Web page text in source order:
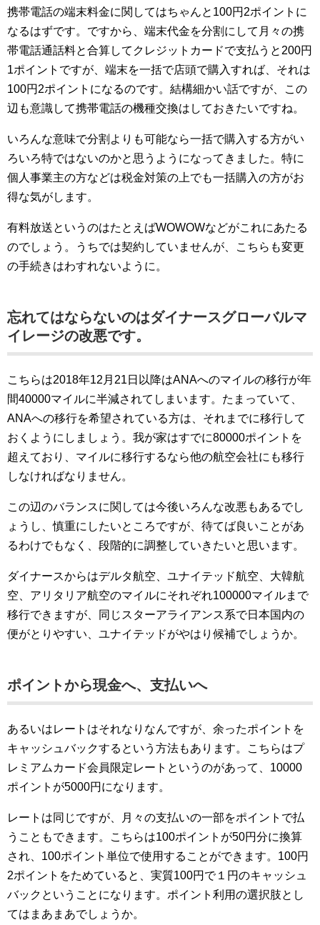
携帯電話の端末料金に関してはちゃんと100円2ポイントに
なるはずです。ですから、端末代金を分割にして月々の携
帯電話通話料と合算してクレジットカードで支払うと200円
1ポイントですが、端末を一括で店頭で購入すれば、それは
100円2ポイントになるのです。結構細かい話ですが、この
辺も意識して携帯電話の機種交換はしておきたいですね。
いろんな意味で分割よりも可能なら一括で購入する方がい
ろいろ特ではないのかと思うようになってきました。特に
個人事業主の方などは税金対策の上でも一括購入の方がお
得な気がします。
有料放送というのはたとえばWOWOWなどがこれにあたる
のでしょう。うちでは契約していませんが、こちらも変更
の手続きはわすれないように。
忘れてはならないのはダイナースグローバルマ
イレージの改悪です。
こちらは2018年12月21日以降はANAへのマイルの移行が年
間40000マイルに半減されてしまいます。たまっていて、
ANAへの移行を希望されている方は、それまでに移行して
おくようにしましょう。我が家はすでに80000ポイントを
超えており、マイルに移行するなら他の航空会社にも移行
しなければなりません。
この辺のバランスに関しては今後いろんな改悪もあるでし
ょうし、慎重にしたいところですが、待てば良いことがあ
るわけでもなく、段階的に調整していきたいと思います。
ダイナースからはデルタ航空、ユナイテッド航空、大韓航
空、アリタリア航空のマイルにそれぞれ100000マイルまで
移行できますが、同じスターアライアンス系で日本国内の
便がとりやすい、ユナイテッドがやはり候補でしょうか。
ポイントから現金へ、支払いへ
あるいはレートはそれなりなんですが、余ったポイントを
キャッシュバックするという方法もあります。こちらはプ
レミアムカード会員限定レートというのがあって、10000
ポイントが5000円になります。
レートは同じですが、月々の支払いの一部をポイントで払
うこともできます。こちらは100ポイントが50円分に換算
され、100ポイント単位で使用することができます。100円
2ポイントをためていると、実質100円で１円のキャッシュ
バックということになります。ポイント利用の選択肢とし
てはまあまあでしょうか。